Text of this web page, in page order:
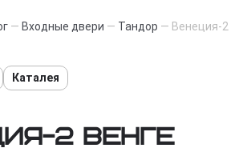
— Входные двери — Тандор — Венеция-2
Каталея
2 Венге